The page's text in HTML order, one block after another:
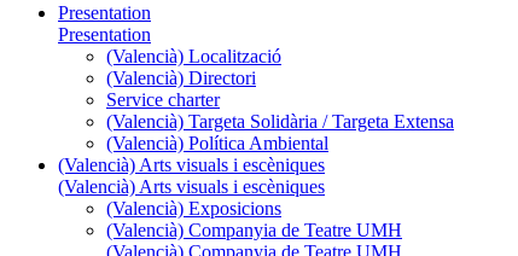
Presentation
Presentation
(Valencià) Localització
(Valencià) Directori
Service charter
(Valencià) Targeta Solidària / Targeta Extensa
(Valencià) Política Ambiental
(Valencià) Arts visuals i escèniques
(Valencià) Arts visuals i escèniques
(Valencià) Exposicions
(Valencià) Companyia de Teatre UMH
(Valencià) Companyia de Teatre UMH